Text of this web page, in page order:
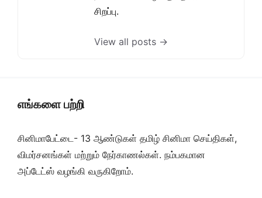
சிறப்பு.
View all posts →
எங்களை பற்றி
சினிமாபேட்டை- 13 ஆண்டுகள் தமிழ் சினிமா செய்திகள்,
விமர்சனங்கள் மற்றும் நேர்காணல்கள். நம்பகமான
அப்டேட்ஸ் வழங்கி வருகிறோம்.